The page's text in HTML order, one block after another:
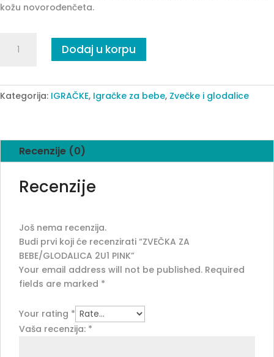
kožu novorođenčeta.
PINK
Dodaj u korpu
Kategorija: IGRAČKE, Igračke za bebe, Zvečke i glodalice
Recenzije (0)
Recenzije
Još nema recenzija.
Budi prvi koji će recenzirati “ZVEČKA ZA
BEBE/GLODALICA 2U1 PINK”
Your email address will not be published. Required
fields are marked *
Your rating *
Vaša recenzija: *